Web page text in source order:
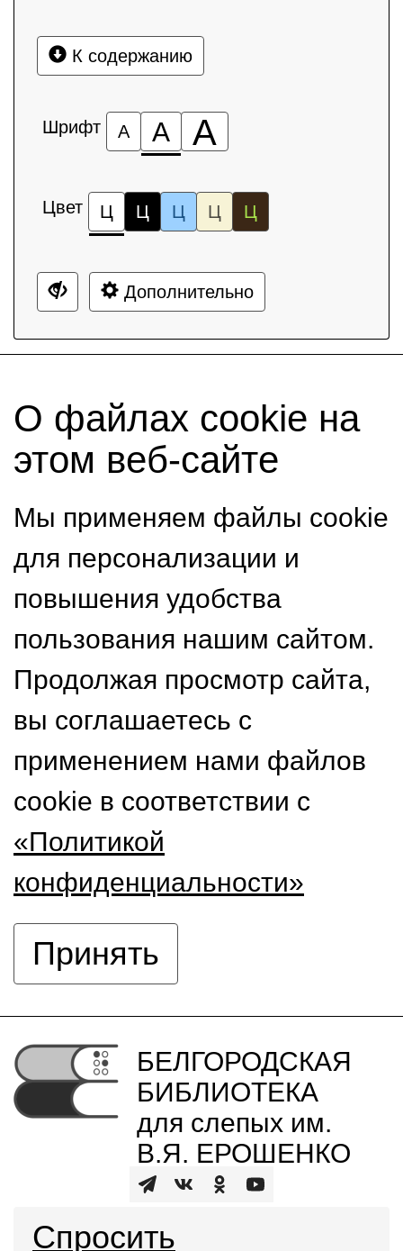
К содержанию
Шрифт А А А
Цвет Ц Ц Ц Ц Ц
Дополнительно
О файлах cookie на
этом веб-сайте
Мы применяем файлы cookie
для персонализации и
повышения удобства
пользования нашим сайтом.
Продолжая просмотр сайта,
вы соглашаетесь с
применением нами файлов
cookie в соответствии с
«Политикой
конфиденциальности»
Принять
БЕЛГОРОДСКАЯ
БИБЛИОТЕКА
для слепых им.
В.Я. ЕРОШЕНКО
Спросить